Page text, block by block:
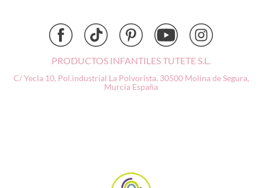
Haba
PRODUCTOS INFANTILES TUTETE S.L.
C/ Yecla 10, Pol.industrial La Polvorista, 30500 Molina de Segura,
Murcia España